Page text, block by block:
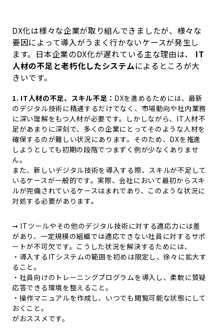
DX化は様々な企業が取り組んできましたが、様々な
要因によって導入がうまく行かないケースが発生し
ます。日本企業のDX化が遅れている主な理由は、
IT
人材の不足と老朽化したシステムによるところが大
きいです。
1. IT人材の不足、 スキル不足： DXを進めるためには、最新
のデジタル技術に精通するだけでなく、市場動向や社内業務
に深い理解をもつ人材が必要です。しかしながら、 IT人材不
足があまりに深刻で、多くの企業にとってそのような人材を
確保するのが難しい状況にあります。そのため、 DXを推進
しようとしても初期の段階でつまずく例が少なくありませ
ん。
また、新しいデジタル技術を導入する際、スキルが不足して
いるケースが一般的です。実際、会社において最初からスキ
ルが完備されているケースはまれであり、このような状況に
対処する必要があります。
➞ ITツールやその他のデジタル技術に対する適応力には差
があり、一定規模の組織では適応できない社員に対するサポ
ートが不可欠です。こうした状況を解決するためには、
・導入するITシステムの範囲を初めは限定し、徐々に拡大す
ること。
・社員向けのトレーニングプログラムを導入し、柔軟に質疑
応答できる環境を整えること。
・操作マニュアルを作成し、いつでも閲覧可能な状態にして
おくこと。
がおススメです。